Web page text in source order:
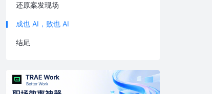
还原案发现场
成也 AI，败也 AI
结尾